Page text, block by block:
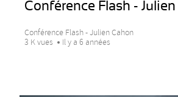
Conférence Flash -
Conférence Flash - Julien Cahon
3 K vues
Il y a 6 années